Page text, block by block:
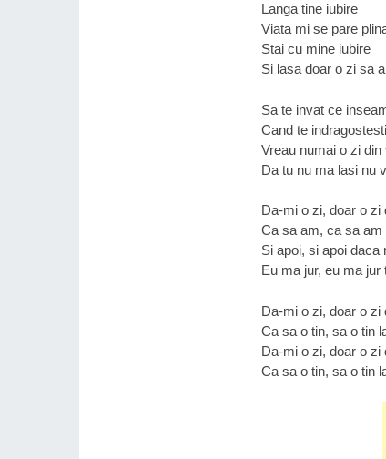
Langa tine iubire
Viata mi se pare
Stai cu mine iubire
Si lasa doar o zi sa
Sa te invat ce
Cand te
Vreau numai o zi
Da tu nu ma lasi nu
Da-mi o zi, doar o zi
Ca sa am, ca sa am
Si apoi, si apoi daca
Eu ma jur, eu ma jur
Da-mi o zi, doar o zi
Ca sa o tin, sa o tin
Da-mi o zi, doar o zi
Ca sa o tin, sa o tin